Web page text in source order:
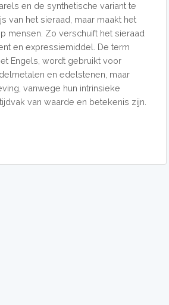
en de synthetische variant te
van het sieraad, maar maakt het
mensen. Zo verschuift het sieraad
en expressiemiddel. De term
Engels, wordt gebruikt voor
en edelstenen, maar
vanwege hun intrinsieke
van waarde en betekenis zijn.